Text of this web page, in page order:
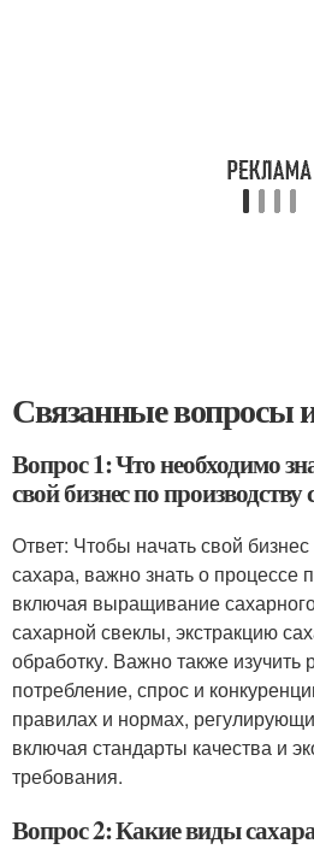
Связанные вопросы
Вопрос 1: Что необходимо
свой бизнес по производству
Ответ: Чтобы начать свой
сахара, важно знать о процессе
включая выращивание
сахарной свеклы, экстракцию
обработку. Важно также изучить
потребление, спрос и
правилах и нормах,
включая стандарты качества и
требования.
Вопрос 2: Какие виды